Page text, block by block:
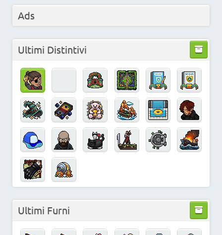
Ads
Ultimi Distintivi
Ultimi Furni